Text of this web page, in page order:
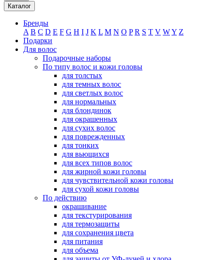
Каталог
Бренды
A B C D E F G H I J K L M N O P R S T V WY Z
Подарки
Для волос
Подарочные наборы
По типу волос и кожи головы
для толстых
для темных волос
для светлых волос
для нормальных
для блондинок
для окрашенных
для сухих волос
для поврежденных
для тонких
для вьющихся
для всех типов волос
для жирной кожи головы
для чувствительной кожи головы
для сухой кожи головы
По действию
окрашивание
для текстурирования
для термозащиты
для сохранения цвета
для питания
для объема